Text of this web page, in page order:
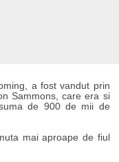
a fost vandut prin
Sammons, care era si
de 900 de mii de
mai aproape de fiul